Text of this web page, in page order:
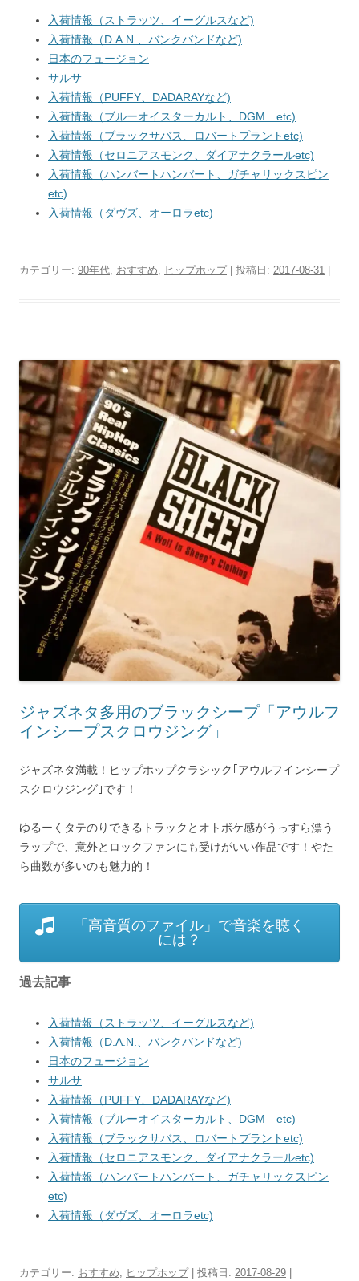
入荷情報（ストラッツ、イーグルスなど)
入荷情報（D.A.N.、バンクバンドなど)
日本のフュージョン
サルサ
入荷情報（PUFFY、DADARAYなど)
入荷情報（ブルーオイスターカルト、DGM etc)
入荷情報（ブラックサバス、ロバートプラントetc)
入荷情報（セロニアスモンク、ダイアナクラールetc)
入荷情報（ハンバートハンバート、ガチャリックスピン
etc)
入荷情報（ダヴズ、オーロラetc)
カテゴリー: 90年代, おすすめ, ヒップホップ| 投稿日: 2017-08-31
ジャズネタ多用のブラックシープ「アウルフ
インシープスクロウジング」
ジャズネタ満載！ヒップホップクラシック｢アウルフインシープ
スクロウジング｣です！
ゆるーくタテのりできるトラックとオトボケ感がうっすら漂う
ラップで、意外とロックファンにも受けがいい作品です！やた
ら曲数が多いのも魅力的！
「高音質のファイル」で音楽を聴く
には？
過去記事
入荷情報（ストラッツ、イーグルスなど)
入荷情報（D.A.N.、バンクバンドなど)
日本のフュージョン
サルサ
入荷情報（PUFFY、DADARAYなど)
入荷情報（ブルーオイスターカルト、DGM etc)
入荷情報（ブラックサバス、ロバートプラントetc)
入荷情報（セロニアスモンク、ダイアナクラールetc)
入荷情報（ハンバートハンバート、ガチャリックスピン
etc)
入荷情報（ダヴズ、オーロラetc)
カテゴリー: おすすめ, ヒップホップ| 投稿日: 2017-08-29